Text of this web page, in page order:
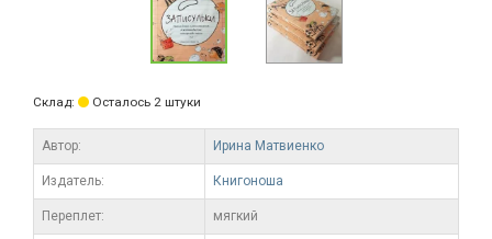
Склад: Осталось 2 штуки
Автор: Ирина Матвиенко
Издатель: Книгоноша
Переплет: мягкий